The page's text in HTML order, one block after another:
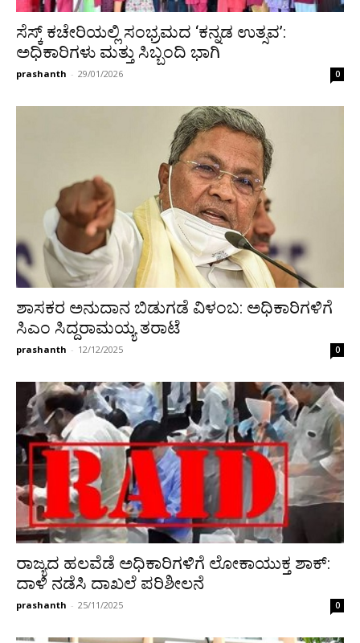
ಸೆಸ್ಕ್‌ ಕಚೇರಿಯಲ್ಲಿ ಸಂಭ್ರಮದ ‘ಕನ್ನಡ ಉತ್ಸವ’:
ಅಧಿಕಾರಿಗಳು ಮತ್ತು ಸಿಬ್ಬಂದಿ ಭಾಗಿ
prashanth - 29/01/2026 0
ಶಾಸಕರ ಅನುದಾನ ಬಿಡುಗಡೆ ವಿಳಂಬ: ಅಧಿಕಾರಿಗಳಿಗೆ
ಸಿಎಂ ಸಿದ್ದರಾಮಯ್ಯ ತರಾಟೆ
prashanth - 12/12/2025 0
ರಾಜ್ಯದ ಹಲವೆಡೆ ಅಧಿಕಾರಿಗಳಿಗೆ ಲೋಕಾಯುಕ್ತ ಶಾಕ್:
ದಾಳಿ ನಡೆಸಿ ದಾಖಲೆ ಪರಿಶೀಲನೆ
prashanth - 25/11/2025 0